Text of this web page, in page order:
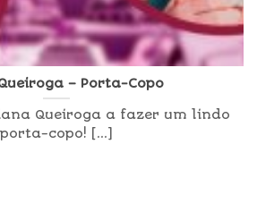
– Porta-Copo
Queiroga a fazer um lindo
porta-copo! [...]